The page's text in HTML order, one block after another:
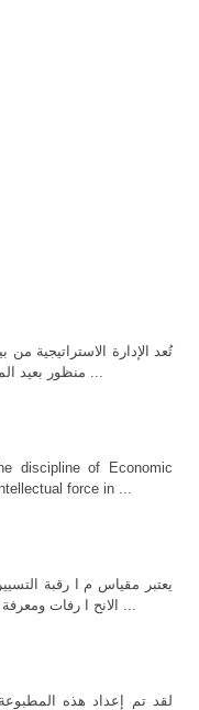
تُعد الإدارة الاستراتيجية
منظور بعيد المدى يراعي البيئة الداخلية والخارجية على حد سواء. فهي تمثل إطارًا متكاملًً لصياغة وتنفيذ وتقييم ...
discipline of Economic
force in ...
يعتبر مقياس م ا رقبة
الانح ا رفات ومعرفة أسبابها واقت ا رح حلول لها، لتحقيق اقصى ربح ولتصل المؤسسة الاقتصادية الى هذا الهدف عليها ...
لقد تم إعداد هذه